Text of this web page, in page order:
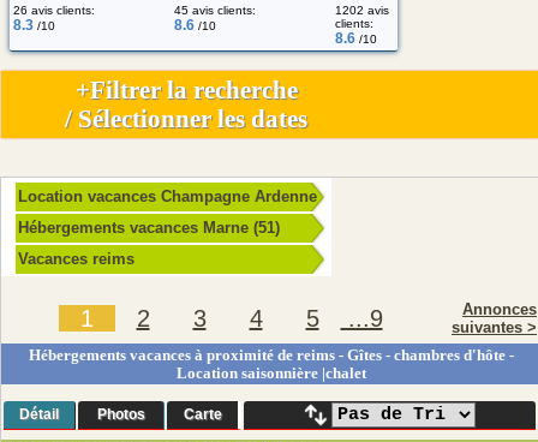
26 avis clients:
8.3 /10
45 avis clients:
8.6 /10
1202 avis
clients:
8.6 /10
Location vacances Champagne Ardenne
Hébergements vacances Marne (51)
Vacances reims
1 2 3 4 5 ...9
Annonces
suivantes >
Hébergements vacances à proximité de reims - Gîtes - chambres d'hôte -
Location saisonnière |chalet
Détail Photos Carte
+Filtrer la recherche
/ Sélectionner les dates